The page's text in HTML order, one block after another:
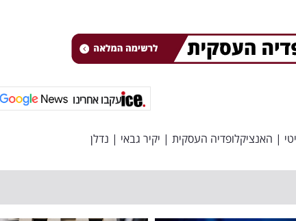
עקבו אחרינו
| האנציקלופדיה העסקית | יקיר גבאי | נדלן